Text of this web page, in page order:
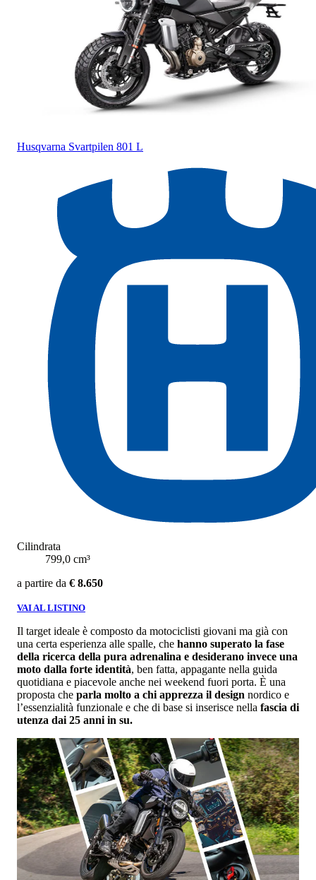
Husqvarna Svartpilen 801 L
Cilindrata
799,0 cm³
a partire da € 8.650
VAI AL LISTINO
Il target ideale è composto da motociclisti giovani ma già con
una certa esperienza alle spalle, che hanno superato la fase
della ricerca della pura adrenalina e desiderano invece una
moto dalla forte identità, ben fatta, appagante nella guida
quotidiana e piacevole anche nei weekend fuori porta. È una
proposta che parla molto a chi apprezza il design nordico e
l’essenzialità funzionale e che di base si inserisce nella fascia di
utenza dai 25 anni in su.